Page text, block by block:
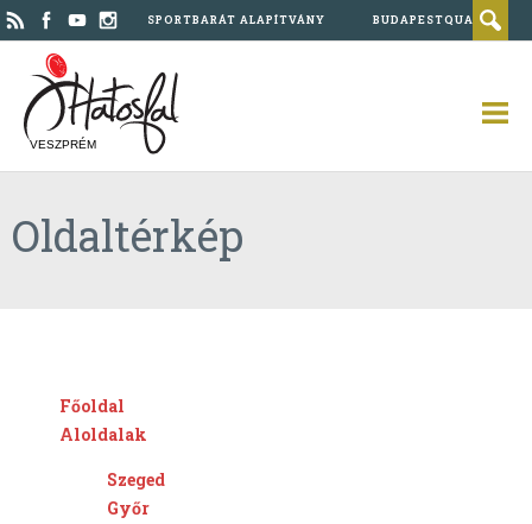
SPORTBARÁT ALAPÍTVÁNY BUDAPESTQUAD
VESZPRÉM
Oldaltérkép
Főoldal
Aloldalak
Szeged
Győr